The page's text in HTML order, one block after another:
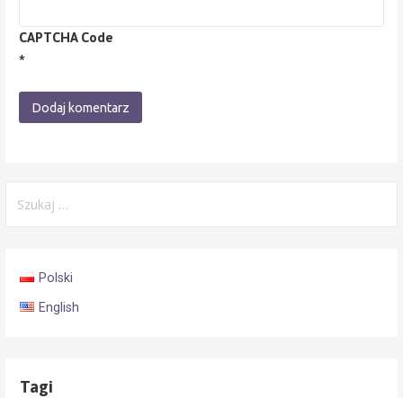
CAPTCHA Code
*
Polski
English
Tagi